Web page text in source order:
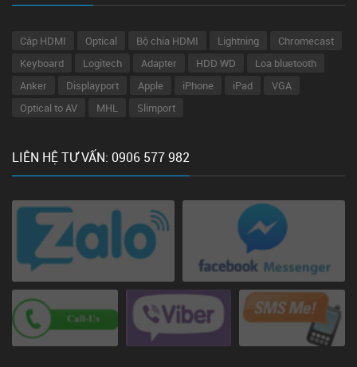
Cáp HDMI Optical Bộ chia HDMI Lightning
Chromecast
Keyboard
Logitech Adapter HDD WD
Loa bluetooth
Anker
Displayport Apple iPhone iPad
VGA
Optical to AV
MHL Slimport
LIÊN HỆ TƯ VẤN: 0906 577 982